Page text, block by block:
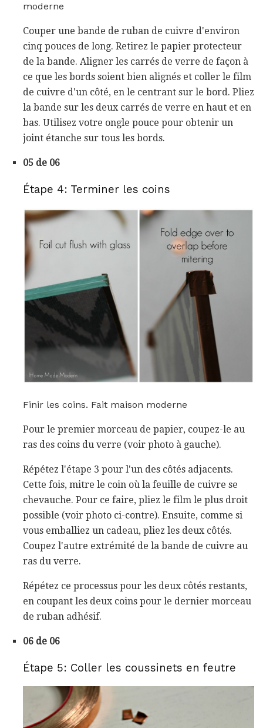
moderne
Couper une bande de ruban de cuivre d'environ
cinq pouces de long. Retirez le papier protecteur
de la bande. Aligner les carrés de verre de façon à
ce que les bords soient bien alignés et coller le film
de cuivre d'un côté, en le centrant sur le bord. Pliez
la bande sur les deux carrés de verre en haut et en
bas. Utilisez votre ongle pouce pour obtenir un
joint étanche sur tous les bords.
05 de 06
Étape 4: Terminer les coins
Finir les coins. Fait maison moderne
Pour le premier morceau de papier, coupez-le au
ras des coins du verre (voir photo à gauche).
Répétez l'étape 3 pour l'un des côtés adjacents.
Cette fois, mitre le coin où la feuille de cuivre se
chevauche. Pour ce faire, pliez le film le plus droit
possible (voir photo ci-contre). Ensuite, comme si
vous emballiez un cadeau, pliez les deux côtés.
Coupez l'autre extrémité de la bande de cuivre au
ras du verre.
Répétez ce processus pour les deux côtés restants,
en coupant les deux coins pour le dernier morceau
de ruban adhésif.
06 de 06
Étape 5: Coller les coussinets en feutre